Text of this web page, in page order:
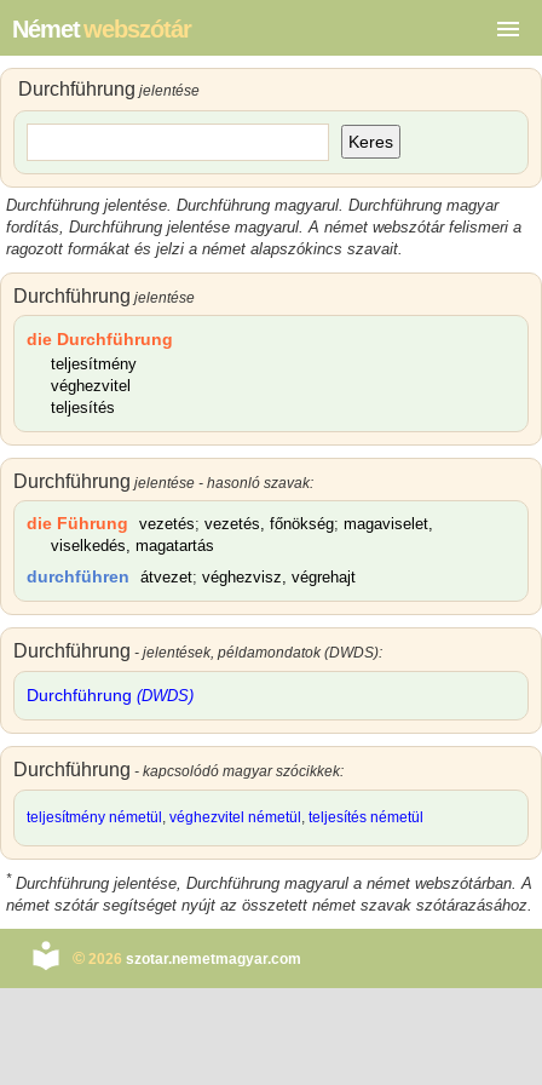
Németwebszótár
Durchführung jelentése
Keres
Durchführung jelentése. Durchführung magyarul. Durchführung magyar
fordítás, Durchführung jelentése magyarul. A német webszótár felismeri a
ragozott formákat és jelzi a német alapszókincs szavait.
Durchführung jelentése
die Durchführung
teljesítmény
véghezvitel
teljesítés
Durchführung jelentése - hasonló szavak:
die Führung vezetés; vezetés, főnökség; magaviselet,
viselkedés, magatartás
durchführen átvezet; véghezvisz, végrehajt
Durchführung - jelentések, példamondatok (DWDS):
Durchführung (DWDS)
Durchführung - kapcsolódó magyar szócikkek:
teljesítmény németül , véghezvitel németül , teljesítés németül
* Durchführung jelentése, Durchführung magyarul a német webszótárban. A
német szótár segítséget nyújt az összetett német szavak szótárazásához.
© 2026 szotar.nemetmagyar.com